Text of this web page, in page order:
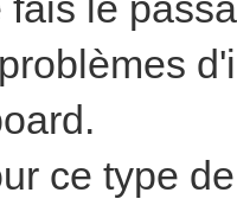
ce type